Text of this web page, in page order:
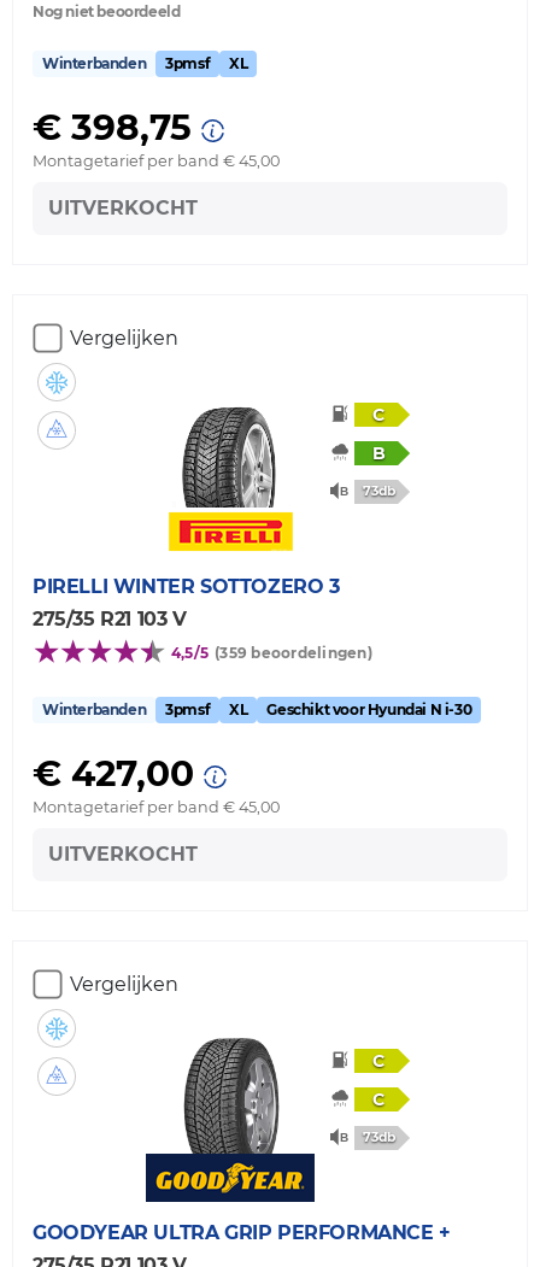
Nog niet beoordeeld
Winterbanden 3pmsf XL
€ 398,75
Montagetarief per band € 45,00
UITVERKOCHT
Vergelijken
C
B
73db
PIRELLI WINTER SOTTOZERO 3
275/35 R21 103 V
4,5/5 (359 beoordelingen)
Winterbanden 3pmsf XL Geschikt voor Hyundai N i-30
€ 427,00
Montagetarief per band € 45,00
UITVERKOCHT
Vergelijken
C
C
73db
GOODYEAR ULTRA GRIP PERFORMANCE +